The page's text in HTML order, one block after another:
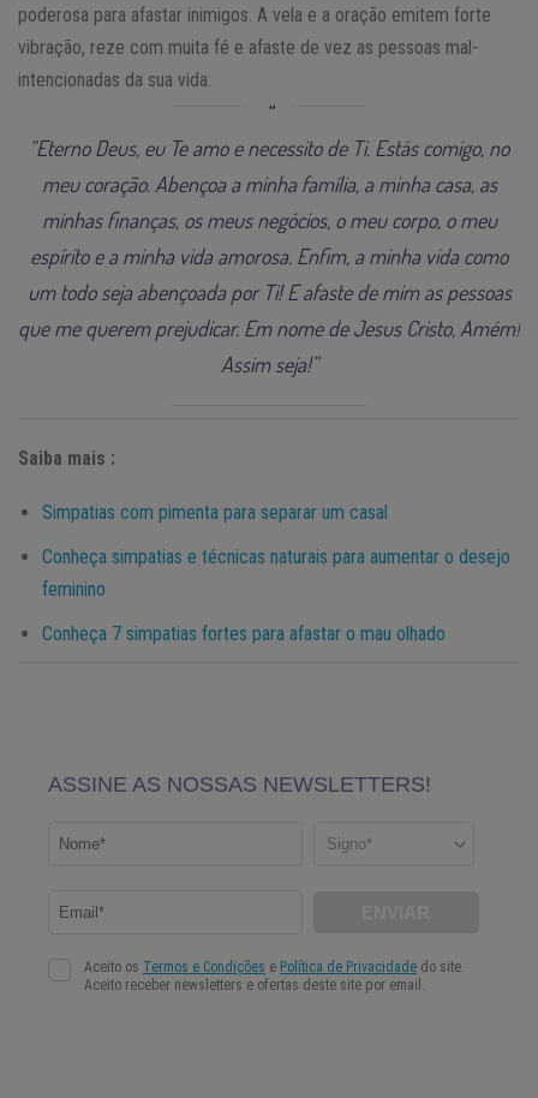
poderosa para afastar inimigos. A vela e a oração emitem forte
vibração, reze com muita fé e afaste de vez as pessoas mal-
intencionadas da sua vida:
“Eterno Deus, eu Te amo e necessito de Ti. Estás comigo, no
meu coração. Abençoa a minha família, a minha casa, as
minhas finanças, os meus negócios, o meu corpo, o meu
espírito e a minha vida amorosa. Enfim, a minha vida como
um todo seja abençoada por Ti! E afaste de mim as pessoas
que me querem prejudicar. Em nome de Jesus Cristo, Amém!
Assim seja!”
Saiba mais :
Simpatias com pimenta para separar um casal
Conheça simpatias e técnicas naturais para aumentar o desejo
feminino
Conheça 7 simpatias fortes para afastar o mau olhado